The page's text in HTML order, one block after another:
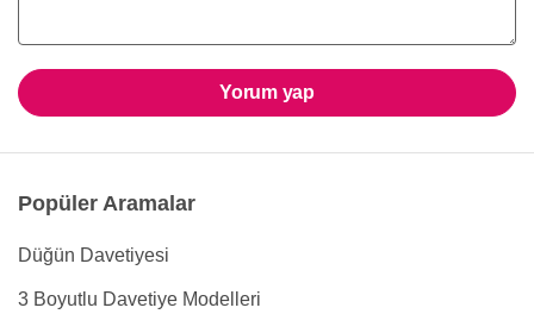
Yorum yap
Popüler Aramalar
Düğün Davetiyesi
3 Boyutlu Davetiye Modelleri